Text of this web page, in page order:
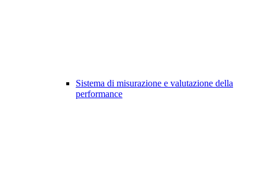
Sistema di misurazione e valutazione della
performance